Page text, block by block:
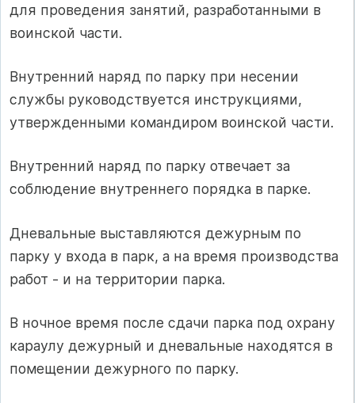
для проведения занятий, разработанными в
воин­ской части.
Внутренний наряд по парку при несении
службы руководст­вуется инструкциями,
утвержденными командиром воинской части.
Внутренний наряд по парку отвечает за
соблюдение внутрен­него порядка в парке.
Дневальные выставляются дежурным по
парку у входа в парк, а на время производства
работ - и на территории парка.
В ночное время после сдачи парка под охрану
караулу дежурный и дневальные находятся в
помещении дежурного по парку.